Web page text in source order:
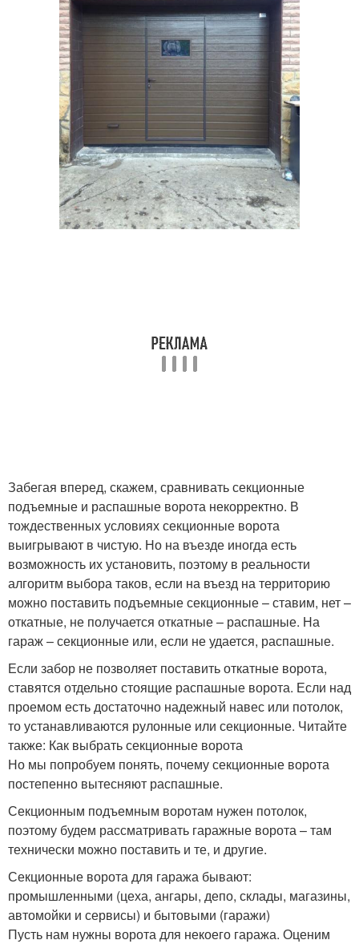
Забегая вперед, скажем, сравнивать секционные
подъемные и распашные ворота некорректно. В
тождественных условиях секционные ворота
выигрывают в чистую. Но на въезде иногда есть
возможность их установить, поэтому в реальности
алгоритм выбора таков, если на въезд на территорию
можно поставить подъемные секционные – ставим, нет –
откатные, не получается откатные – распашные. На
гараж – секционные или, если не удается, распашные.
Если забор не позволяет поставить откатные ворота,
ставятся отдельно стоящие распашные ворота. Если над
проемом есть достаточно надежный навес или потолок,
то устанавливаются рулонные или секционные. Читайте
также: Как выбрать секционные ворота
Но мы попробуем понять, почему секционные ворота
постепенно вытесняют распашные.
Секционным подъемным воротам нужен потолок,
поэтому будем рассматривать гаражные ворота – там
технически можно поставить и те, и другие.
Секционные ворота для гаража бывают:
промышленными (цеха, ангары, депо, склады, магазины,
автомойки и сервисы) и бытовыми (гаражи)
Пусть нам нужны ворота для некоего гаража. Оценим